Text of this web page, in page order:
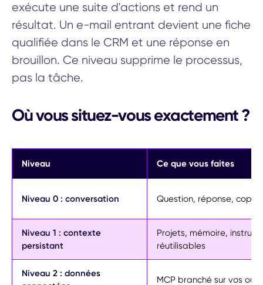
exécute une suite d'actions et rend un
résultat. Un e-mail entrant devient une fiche
qualifiée dans le CRM et une réponse en
brouillon. Ce niveau supprime le processus,
pas la tâche.
Où vous situez-vous exactement ?
Niveau Ce que vous faites
Niveau 0 : conversation Question, réponse,
Niveau 1 : contexte
persistant
Projets, mémoire,
réutilisables
Niveau 2 : données
MCP branché sur vos